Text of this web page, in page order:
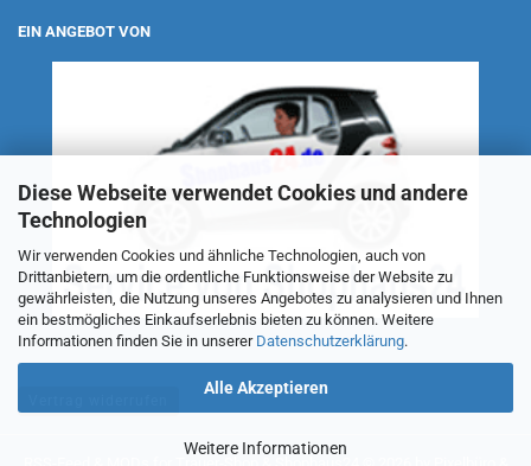
Diese Webseite verwendet Cookies und andere
Technologien
Wir verwenden Cookies und ähnliche Technologien, auch von
Drittanbietern, um die ordentliche Funktionsweise der Website zu
gewährleisten, die Nutzung unseres Angebotes zu analysieren und Ihnen
ein bestmögliches Einkaufserlebnis bieten zu können. Weitere
Informationen finden Sie in unserer Datenschutzerklärung.
Alle Akzeptieren
Weitere Informationen
EIN ANGEBOT VON